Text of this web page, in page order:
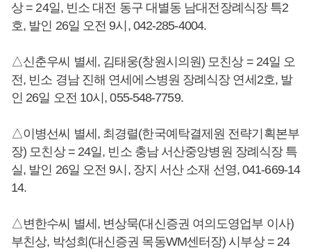
상 = 24일, 빈소 대전 동구 대별동 남대전장례식장 특2
호, 발인 26일 오전 9시, 042-285-4004.
△신춘우씨 별세, 김태웅(창원시의원) 모친상 = 24일 오
전, 빈소 경남 진해 연세에스병원 장례식장 연세2호, 발
인 26일 오전 10시, 055-548-7759.
△이병선씨 별세, 최경렬(한국예탁결제원 전략기획본부
장) 모친상 = 24일, 빈소 충남 서산중앙병원 장례식장 특
실, 발인 26일 오전 9시, 장지 서산 소재 선영, 041-669-14
14.
△변한수씨 별세, 변상묵(대신증권 여의도영업부 이사)
부친상, 박성희(대신증권 목동WM센터장) 시부상 = 24